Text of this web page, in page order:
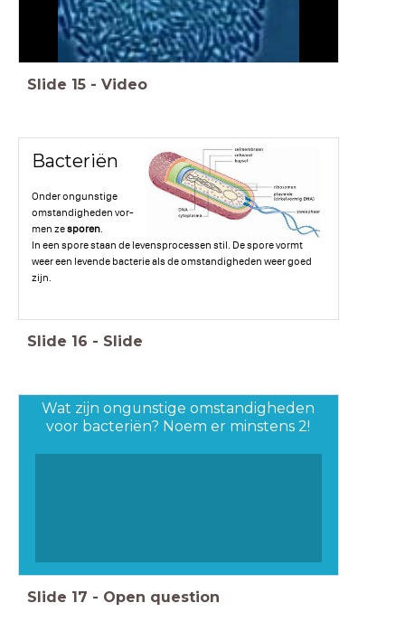
Slide 15 - Video
Bacteriën
Onder ongunstige
omstandigheden vor-
men zesporen.
In een spore staan de levensprocessen stil. De spore vormt
weer een levende bacterie als de omstandigheden weer goed
zijn.
Slide 16 - Slide
Wat zijn ongunstige omstandigheden
voor bacteriën? Noem er minstens 2!
Slide 17 - Open question